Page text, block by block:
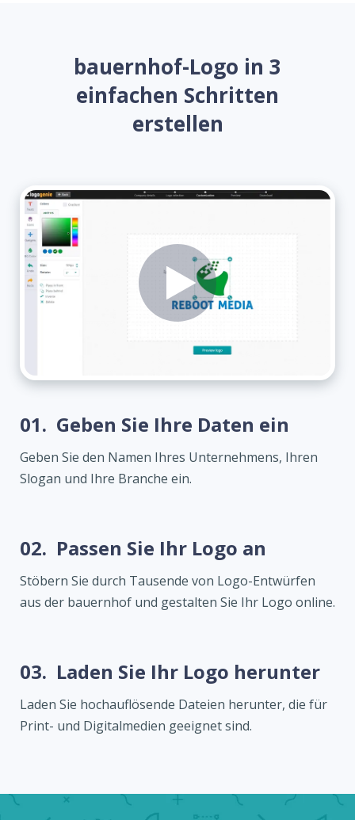
bauernhof-Logo in 3
einfachen Schritten
erstellen
01. Geben Sie Ihre Daten ein
Geben Sie den Namen Ihres Unternehmens, Ihren
Slogan und Ihre Branche ein.
02. Passen Sie Ihr Logo an
Stöbern Sie durch Tausende von Logo-Entwürfen
aus der bauernhof und gestalten Sie Ihr Logo online.
03. Laden Sie Ihr Logo herunter
Laden Sie hochauflösende Dateien herunter, die für
Print- und Digitalmedien geeignet sind.